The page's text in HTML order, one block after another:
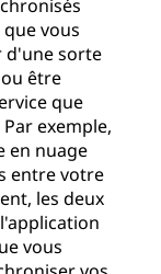
vous
d'une sorte
être
que
exemple,
en nuage
entre votre
les deux
vous